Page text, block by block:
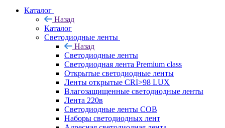
Каталог
Назад
Каталог
Светодиодные ленты
Назад
Светодиодные ленты
Светодиодная лента Premium class
Открытые светодиодные ленты
Ленты открытые CRI>98 LUX
Влагозащищенные светодиодные ленты
Лента 220в
Светодиодные ленты COB
Наборы светодиодных лент